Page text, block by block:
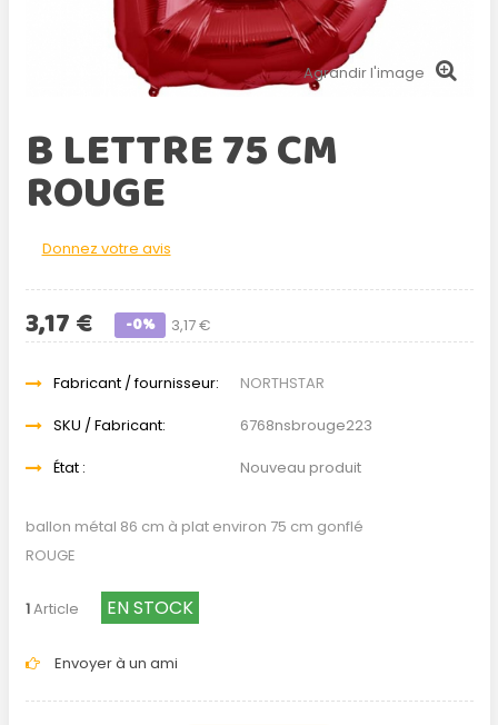
Agrandir l'image
B LETTRE 75 CM
ROUGE
Donnez votre avis
3,17 €
3,17 € -0%
Fabricant / fournisseur:
NORTHSTAR
SKU / Fabricant:
6768nsbrouge223
État :
Nouveau produit
ballon métal 86 cm à plat environ 75 cm gonflé
ROUGE
1Article EN STOCK
Envoyer à un ami